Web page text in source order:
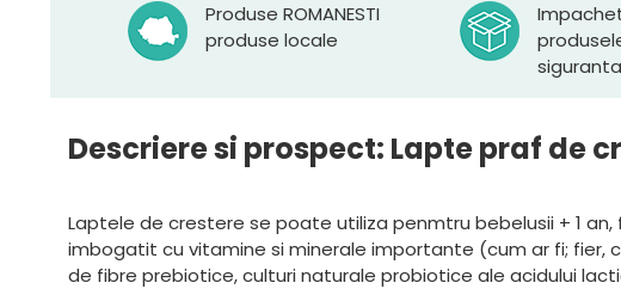
Produse ROMANESTI
produse locale
siguranta
Descriere si prospect: Lapte praf de
Laptele de crestere se poate utiliza penmtru bebelusii + 1
imbogatit cu vitamine si minerale importante (cum ar fi; fier,
de fibre prebiotice, culturi naturale probiotice ale acidului